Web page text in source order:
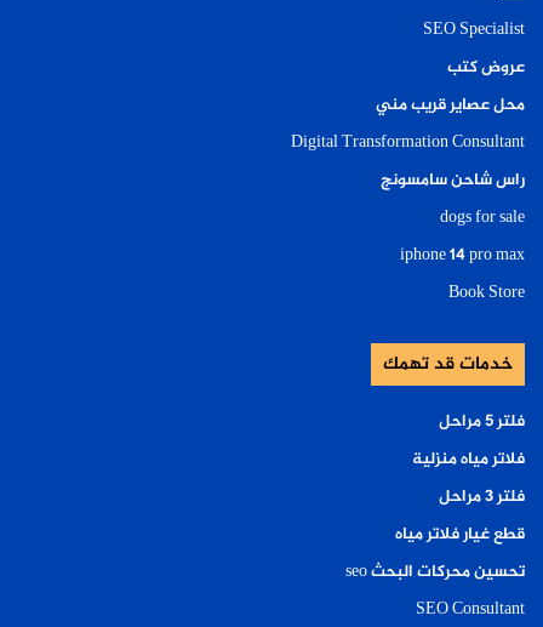
SEO Specialist
عروض كتب
محل عصاير قريب مني
Digital Transformation Consultant
راس شاحن سامسونج
dogs for sale
iphone 14 pro max
Book Store
خدمات قد تهمك
فلتر ٥ مراحل
فلاتر مياه منزلية
فلتر ٣ مراحل
قطع غيار فلاتر مياه
تحسين محركات البحث seo
SEO Consultant